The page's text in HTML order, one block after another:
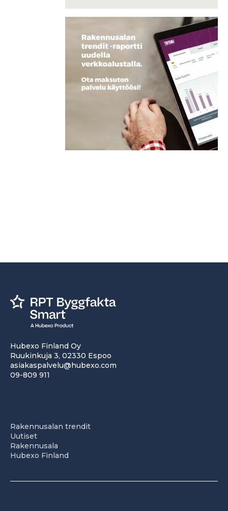
Hubexo Finland Oy
Ruukinkuja 3, 02330 Espoo
asiakaspalvelu@hubexo.com
09-809 911
Rakennusalan trendit
Uutiset
Rakennusala
Hubexo Finland